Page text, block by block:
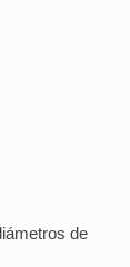
de